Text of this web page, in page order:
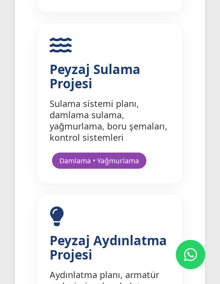
Peyzaj Sulama
Projesi
Sulama sistemi planı,
damlama sulama,
yağmurlama, boru şemaları,
kontrol sistemleri
Damlama • Yağmurlama
Peyzaj Aydınlatma
Projesi
Aydınlatma planı, armatür